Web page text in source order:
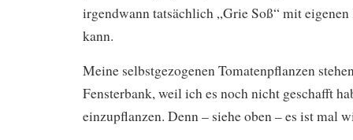
irgendwann tatsächlich „Grie Soß“ mit
kann.
Meine selbstgezogenen Tomatenpflanzen
Fensterbank, weil ich es noch nicht geschafft
einzupflanzen. Denn – siehe oben – es ist mal